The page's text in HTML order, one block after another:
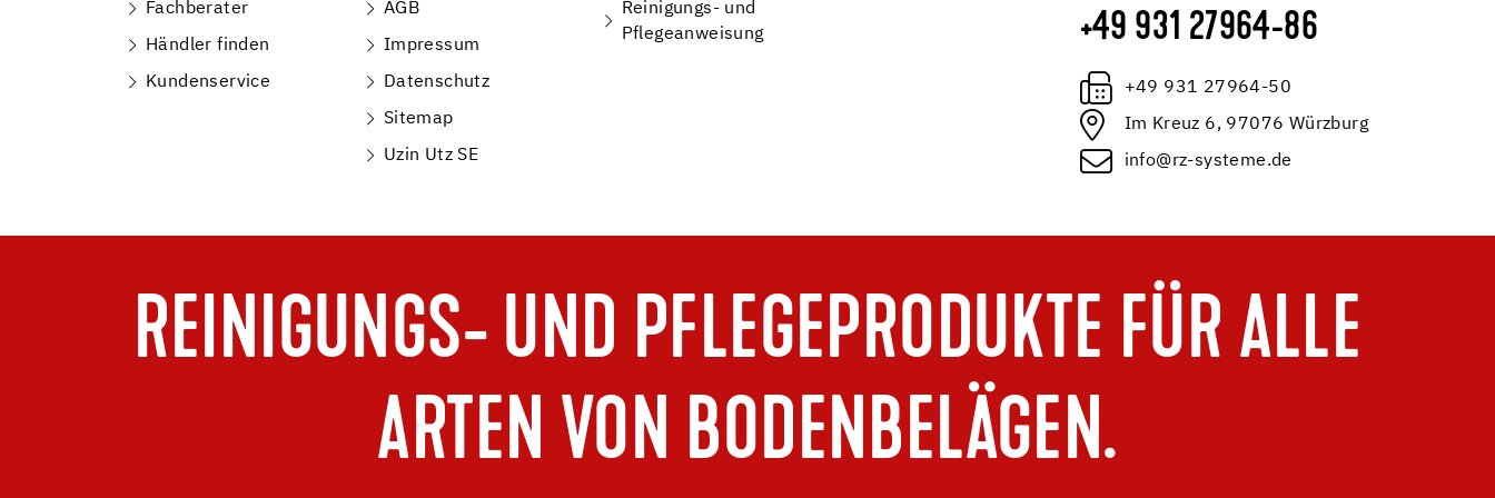
Fachberater
Händler finden
Kundenservice
AGB
Impressum
Datenschutz
Sitemap
Uzin Utz SE
Reinigungs- und
Pflegeanweisung
+49 931 27964-86
+49 931 27964-50
Im Kreuz 6, 97076 Würzburg
info@rz-systeme.de
REINIGUNGS- UND PFLEGEPRODUKTE FÜR ALLE
ARTEN VON BODENBELÄGEN.